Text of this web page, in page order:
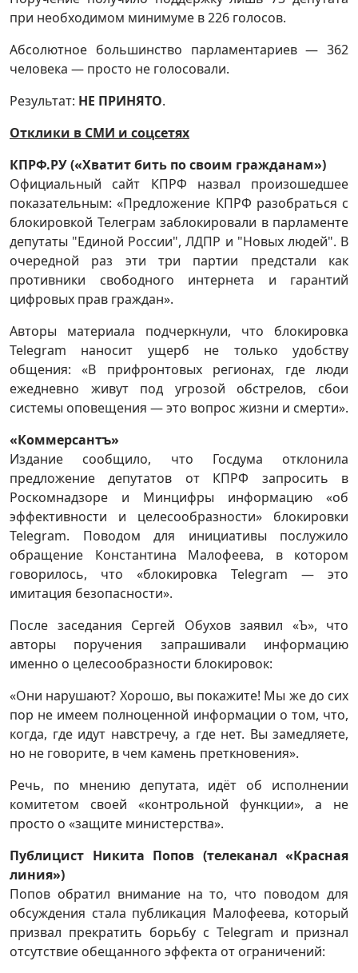
при необходимом минимуме в 226 голосов.
Абсолютное большинство парламентариев — 362
человека — просто не голосовали.
Результат: НЕ ПРИНЯТО.
Отклики в СМИ и соцсетях
КПРФ.РУ («Хватит бить по своим гражданам»)
Официальный сайт КПРФ назвал произошедшее
показательным: «Предложение КПРФ разобраться с
блокировкой Телеграм заблокировали в парламенте
депутаты "Единой России", ЛДПР и "Новых людей". В
очередной раз эти три партии предстали как
противники свободного интернета и гарантий
цифровых прав граждан».
Авторы материала подчеркнули, что блокировка
Telegram наносит ущерб не только удобству
общения: «В прифронтовых регионах, где люди
ежедневно живут под угрозой обстрелов, сбои
системы оповещения — это вопрос жизни и смерти».
«Коммерсантъ»
Издание сообщило, что Госдума отклонила
предложение депутатов от КПРФ запросить в
Роскомнадзоре и Минцифры информацию «об
эффективности и целесообразности» блокировки
Telegram. Поводом для инициативы послужило
обращение Константина Малофеева, в котором
говорилось, что «блокировка Telegram — это
имитация безопасности».
После заседания Сергей Обухов заявил «Ъ», что
авторы поручения запрашивали информацию
именно о целесообразности блокировок:
«Они нарушают? Хорошо, вы покажите! Мы же до сих
пор не имеем полноценной информации о том, что,
когда, где идут навстречу, а где нет. Вы замедляете,
но не говорите, в чем камень преткновения».
Речь, по мнению депутата, идёт об исполнении
комитетом своей «контрольной функции», а не
просто о «защите министерства».
Публицист Никита Попов (телеканал «Красная
линия»)
Попов обратил внимание на то, что поводом для
обсуждения стала публикация Малофеева, который
призвал прекратить борьбу с Telegram и признал
отсутствие обещанного эффекта от ограничений: